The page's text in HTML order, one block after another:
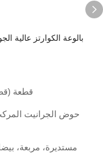
30 قطعة
حوض الجرانيت
مستديرة، مربعة،